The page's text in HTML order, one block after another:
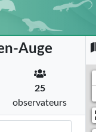
Auge
25
observateurs